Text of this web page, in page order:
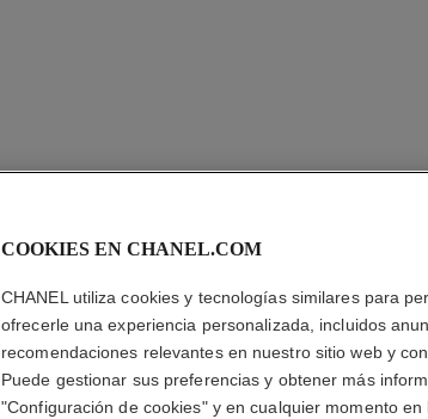
COOKIES EN CHANEL.COM
CHANEL utiliza cookies y tecnologías similares para
ofrecerle una experiencia personalizada, incluidos
recomendaciones relevantes en nuestro sitio web y
Puede gestionar sus preferencias y obtener más
"Configuración de cookies" y en cualquier momento en